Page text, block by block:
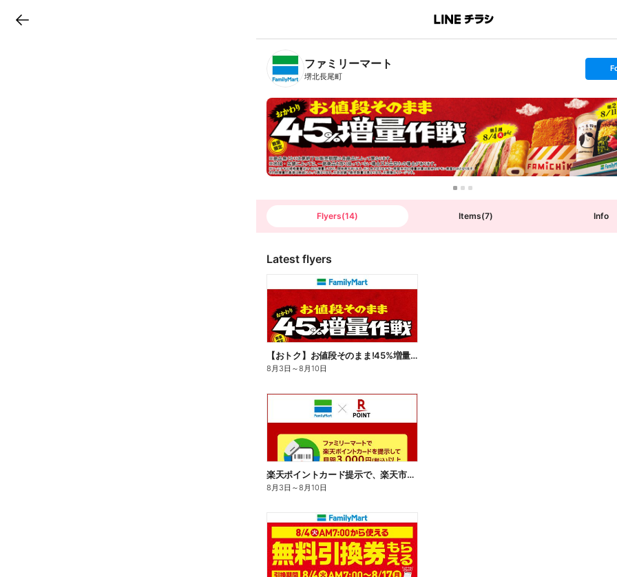
B
n
T
ファミリーマート
堺北長尾町
s
t
o
l
l
o
w
Flyers(14) Items(7) Info
Latest flyers
【おトク】お値段そのまま!45%増量作戦!
8月3日 ～8月10日
楽天ポイントカード提示で、楽天市場でのお買い物がおトクに!
8月3日 ～8月10日